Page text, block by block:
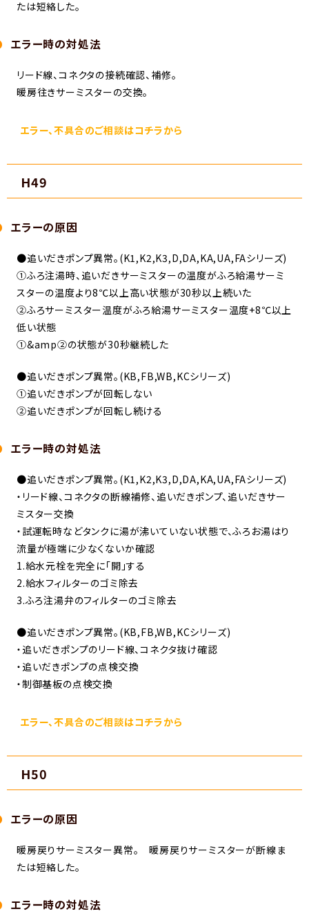
たは短絡した。
エラー時の対処法
リード線、コネクタの接続確認、補修。
暖房往きサーミスターの交換。
エラー、不具合のご相談はコチラから
H49
エラーの原因
●追いだきポンプ異常。(K1,K2,K3,D,DA,KA,UA,FAシリーズ)
①ふろ注湯時、追いだきサーミスターの温度がふろ給湯サーミ
スターの温度より8℃以上高い状態が30秒以上続いた
②ふろサーミスター温度がふろ給湯サーミスター温度+8℃以上
低い状態
①&amp②の状態が30秒継続した
●追いだきポンプ異常。(KB,FB,WB,KCシリーズ)
①追いだきポンプが回転しない
②追いだきポンプが回転し続ける
エラー時の対処法
●追いだきポンプ異常。(K1,K2,K3,D,DA,KA,UA,FAシリーズ)
・リード線、コネクタの断線補修、追いだきポンプ、追いだきサー
ミスター交換
・試運転時などタンクに湯が沸いていない状態で、ふろお湯はり
流量が極端に少なくないか確認
1.給水元栓を完全に「開」する
2.給水フィルターのゴミ除去
3.ふろ注湯弁のフィルターのゴミ除去
●追いだきポンプ異常。(KB,FB,WB,KCシリーズ)
・追いだきポンプのリード線、コネクタ抜け確認
・追いだきポンプの点検交換
・制御基板の点検交換
エラー、不具合のご相談はコチラから
H50
エラーの原因
暖房戻りサーミスター異常。 暖房戻りサーミスターが断線ま
たは短絡した。
エラー時の対処法